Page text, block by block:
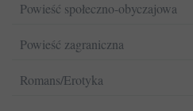
Powieść społeczno-obyczajowa
Powieść zagraniczna
Romans/Erotyka